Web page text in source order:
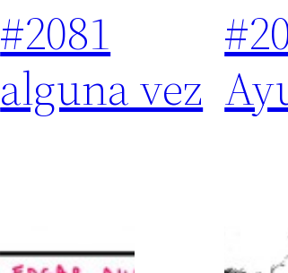
#2081
alguna vez